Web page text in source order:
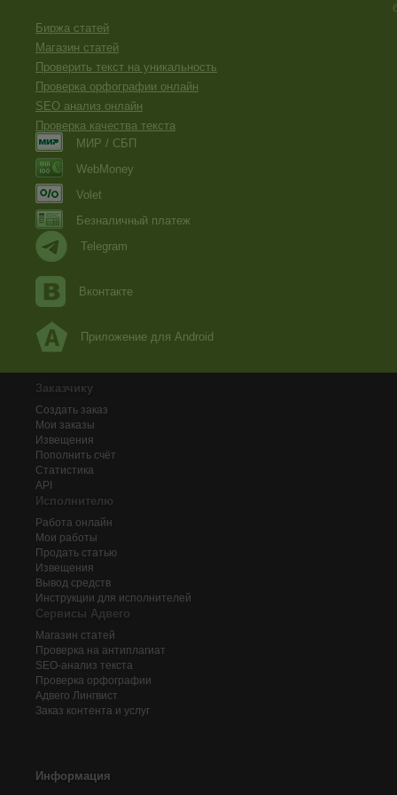
Биржа статей
Магазин статей
Проверить текст на уникальность
Проверка орфографии онлайн
SEO анализ онлайн
Проверка качества текста
МИР / СБП
WebMoney
Volet
Безналичный платеж
Telegram
Вконтакте
Приложение для Android
Заказчику
Создать заказ
Мои заказы
Извещения
Пополнить счёт
Статистика
API
Исполнителю
Работа онлайн
Мои работы
Продать статью
Извещения
Вывод средств
Инструкции для исполнителей
Сервисы Адвего
Магазин статей
Проверка на антиплагиат
SEO-анализ текста
Проверка орфографии
Адвего Лингвист
Заказ контента и услуг
Информация